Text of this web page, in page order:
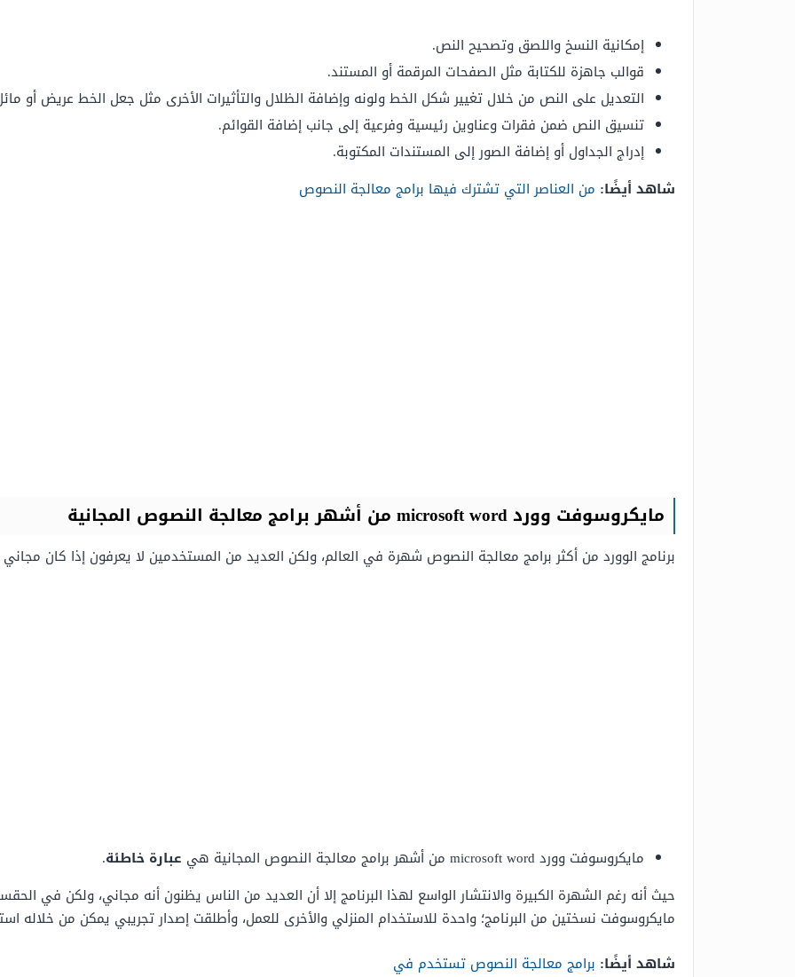
إمكانية النسخ واللصق وتصحيح النص.
قوالب جاهزة للكتابة مثل الصفحات المرقمة أو المستند.
التعديل على النص من خلال تغيير شكل الخط ولونه وإضافة الظلال والتأثيرات الأخرى مثل جعل الخط عريض أو
تنسيق النص ضمن فقرات وعناوين رئيسية وفرعية إلى جانب إضافة القوائم.
إدراج الجداول أو إضافة الصور إلى المستندات المكتوبة.
شاهد أيضًا: من العناصر التي تشترك فيها برامج معالجة النصوص
مايكروسوفت وورد microsoft word من أشهر برامج معالجة النصوص المجانية
برنامج الوورد من أكثر برامج معالجة النصوص شهرة في العالم، ولكن العديد من المستخدمين لا يعرفون إذا كان مجاني
مايكروسوفت وورد microsoft word من أشهر برامج معالجة النصوص المجانية هي عبارة خاطئة.
حيث أنه رغم الشهرة الكبيرة والانتشار الواسع لهذا البرنامج إلا أن العديد من الناس يظنون أنه مجاني، ولكن في
مايكروسوفت نسختين من البرنامج؛ واحدة للاستخدام المنزلي والأخرى للعمل، وأطلقت إصدار تجريبي يمكن من خلاله
شاهد أيضًا: برامج معالجة النصوص تستخدم في